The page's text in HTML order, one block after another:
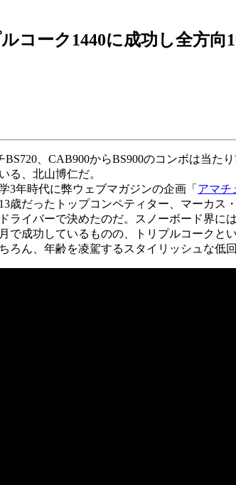
コーク1440に成功し全方
BS720、CAB900からBS900のコンボは当た
る、北山博仁だ。
3年時代に弊ウェブマガジンの企画「 アマチ
歳だったトップコンペティター、マーカ
ライバーで決めたのだ。スノーボード界
で成功しているものの、トリプルコークと
ろん、年齢を凌駕するスタイリッシュな低